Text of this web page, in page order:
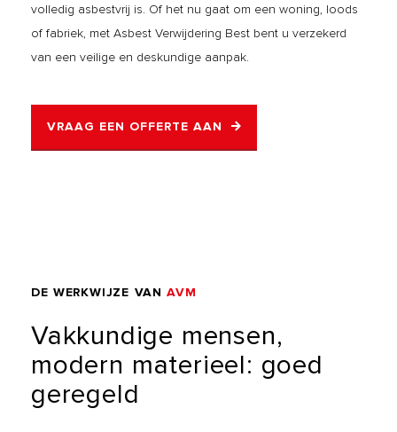
volledig asbestvrij is. Of het nu gaat om een woning, loods
of fabriek, met Asbest Verwijdering Best bent u verzekerd
van een veilige en deskundige aanpak.
VRAAG EEN OFFERTE AAN
DE WERKWIJZE VAN AVM
Vakkundige mensen,
modern materieel: goed
geregeld